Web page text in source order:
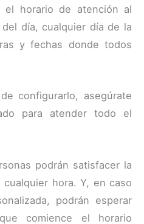
el horario de atención al
día, cualquier día de la
y fechas donde todos
configurarlo, asegúrate
para atender todo el
podrán satisfacer la
hora. Y, en caso
podrán esperar
comience el horario